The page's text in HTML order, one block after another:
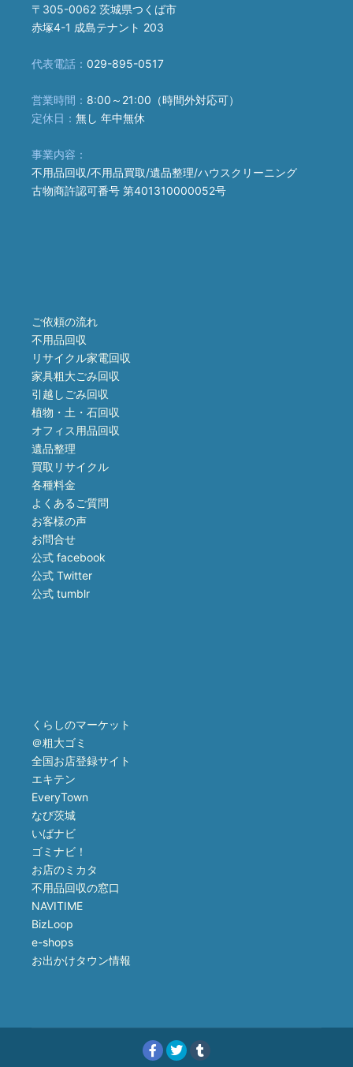
〒305-0062 茨城県つくば市
赤塚4-1 成島テナント 203
代表電話： 029-895-0517
営業時間： 8:00～21:00（時間外対応可）
定休日： 無し 年中無休
事業内容：
不用品回収/不用品買取/遺品整理/ハウスクリーニング
古物商許認可番号 第401310000052号
ご依頼の流れ
不用品回収
リサイクル家電回収
家具粗大ごみ回収
引越しごみ回収
植物・土・石回収
オフィス用品回収
遺品整理
買取リサイクル
各種料金
よくあるご質問
お客様の声
お問合せ
公式 facebook
公式 Twitter
公式 tumblr
くらしのマーケット
＠粗大ゴミ
全国お店登録サイト
エキテン
EveryTown
なび茨城
いばナビ
ゴミナビ！
お店のミカタ
不用品回収の窓口
NAVITIME
BizLoop
e-shops
お出かけタウン情報